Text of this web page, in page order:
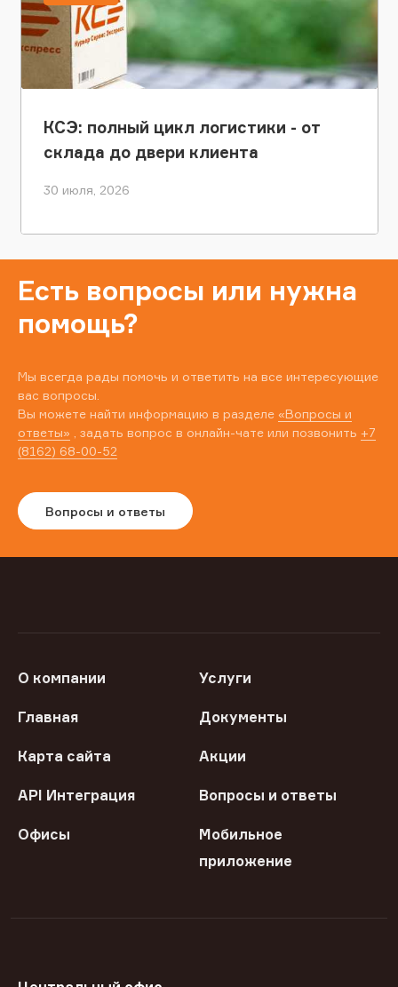
КСЭ: полный цикл логистики - от
склада до двери клиента
30 июля, 2026
Есть вопросы или нужна
помощь?
Мы всегда рады помочь и ответить на все интересующие
вас вопросы.
Вы можете найти информацию в разделе «Вопросы и
ответы» , задать вопрос в онлайн-чате или позвонить +7
(8162) 68-00-52
Вопросы и ответы
О компании Услуги
Главная Документы
Карта сайта Акции
API Интеграция Вопросы и ответы
Офисы
Мобильное
приложение